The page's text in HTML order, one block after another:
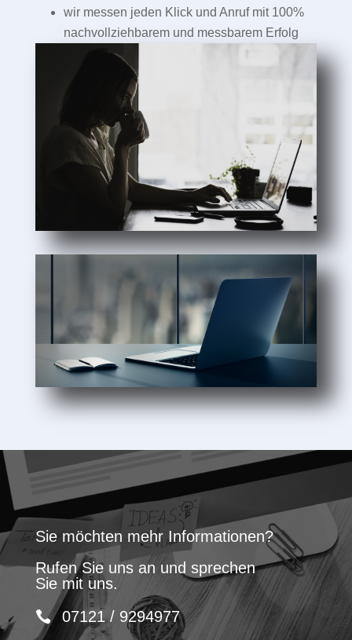
wir messen jeden Klick und Anruf mit 100%
nachvollziehbarem und messbarem Erfolg
Sie möchten mehr Informationen?
Rufen Sie uns an und sprechen
Sie mit uns.
07121 / 9294977